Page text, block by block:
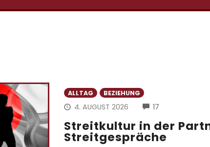
ALLTAG BEZIEHUNG
4. AUGUST 2026 17
Streitkultur in der
Streitgespräche